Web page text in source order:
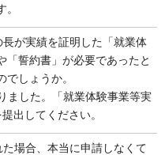
が実績を証明した「就業体
「誓約書」が必要であったと
しょうか。
ました。「就業体験事業等実
出してください。
場合、本当に申請しなくて